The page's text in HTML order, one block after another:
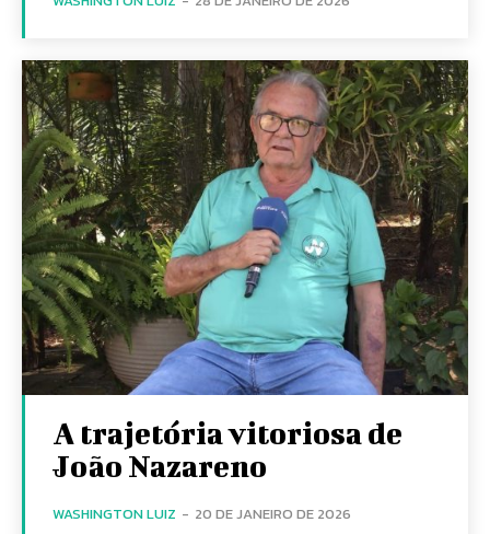
A trajetória vitoriosa de
João Nazareno
WASHINGTON LUIZ - 20 DE JANEIRO DE 2026